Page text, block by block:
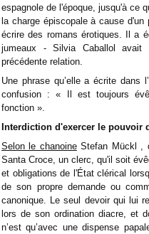
espagnole de l'époque, jusqu'à ce
la charge épiscopale à cause d'un
écrire des romans érotiques. Il a
jumeaux - Silvia Caballol
précédente relation.
Une phrase qu’elle a écrite dans
confusion : « Il est toujours
fonction ».
Interdiction d'exercer le pouvoir
Selon le chanoineStefan Mückl ,
Santa Croce, un clerc, qu'il soit
et obligations de l'État clérical
de son propre demande ou
canonique. Le seul devoir qui lui
lors de son ordination diacre, et
n’est qu’avec une dispense